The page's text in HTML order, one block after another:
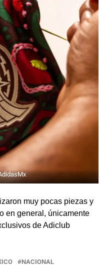
muy pocas piezas y
en general, únicamente
de Adiclub
NACIONAL